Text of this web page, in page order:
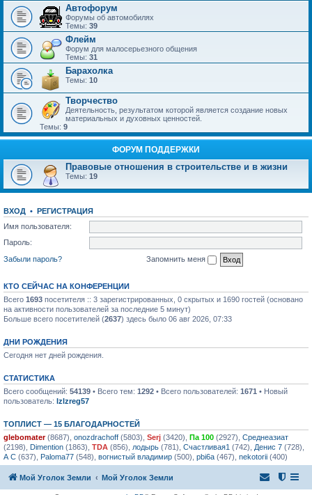
Автофорум
Форумы об автомобилях
Темы: 39
Флейм
Форум для малосерьезного общения
Темы: 31
Барахолка
Темы: 10
Творчество
Деятельность, результатом которой является создание новых
материальных и духовных ценностей.
Темы: 9
ФОРУМ ПОДДЕРЖКИ
Правовые отношения в строительстве и в жизни
Темы: 19
ВХОД • РЕГИСТРАЦИЯ
Имя пользователя:
Пароль:
Забыли пароль?
Запомнить меня
КТО СЕЙЧАС НА КОНФЕРЕНЦИИ
Всего 1693 посетителя :: 3 зарегистрированных, 0 скрытых и 1690 гостей (основано
на активности пользователей за последние 5 минут)
Больше всего посетителей (2637) здесь было 06 авг 2026, 07:33
ДНИ РОЖДЕНИЯ
Сегодня нет дней рождения.
СТАТИСТИКА
Всего сообщений: 54139 • Всего тем: 1292 • Всего пользователей: 1671 • Новый
пользователь: lzlzreg57
ТОПЛИСТ — 15 БЛАГОДАРНОСТЕЙ
glebomater(8687), onozdrachoff (5803), Serj (3420), Па 100 (2927), Среднеазиат
(2198), Dimention (1863), TDA (856), лодырь (781), Счастливая1 (742), Денис 7 (728),
А С (637), Paloma77 (548), вогнистый владимир (500), pbi6a (467), nekotorii (400)
Мой Уголок Земли Мой Уголок Земли